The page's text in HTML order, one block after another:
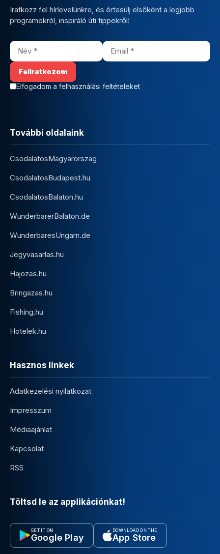
Iratkozz fel hírlevelünkre, és értesülj elsőként a legjobb
programokról, inspiráló úti tippekről!
Elfogadom a felhasználási feltételeket
További oldalaink
CsodalatosMagyarorszag
CsodalatosBudapest.hu
CsodalatosBalaton.hu
WunderbarerBalaton.de
WunderbaresUngarn.de
Jegyvasarlas.hu
Hajozas.hu
Bringazas.hu
Fishing.hu
Hotelek.hu
Hasznos linkek
Adatkezelési nyilatkozat
Impresszum
Médiaajánlat
Kapcsolat
RSS
Töltsd le az applikációnkat!
GET IT ON
Google Play
DOWNLOAD ON THE
App Store